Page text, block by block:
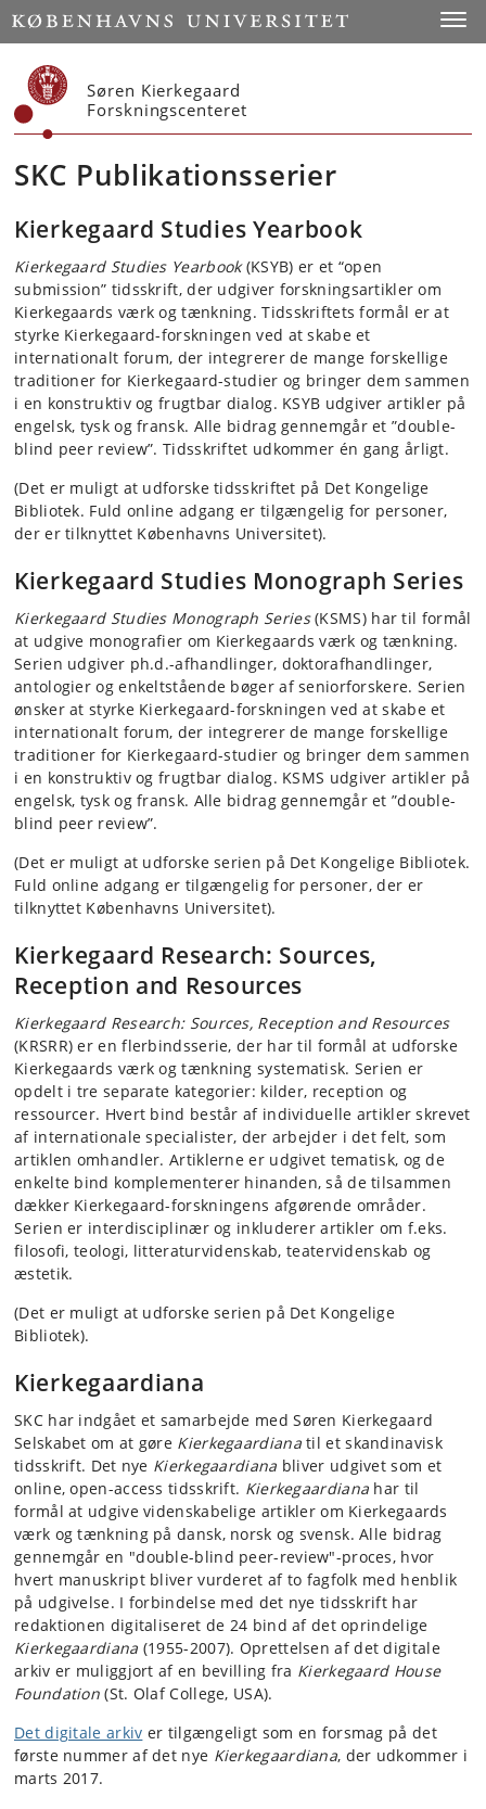
Start
Søren Kierkegaard
Forskningscenteret
SKC Publikationsserier
Kierkegaard Studies Yearbook
Kierkegaard Studies Yearbook(KSYB) er et “open
submission” tidsskrift, der udgiver forskningsartikler om
Kierkegaards værk og tænkning. Tidsskriftets formål er at
styrke Kierkegaard-forskningen ved at skabe et
internationalt forum, der integrerer de mange forskellige
traditioner for Kierkegaard-studier og bringer dem sammen
i en konstruktiv og frugtbar dialog. KSYB udgiver artikler på
engelsk, tysk og fransk. Alle bidrag gennemgår et ”double-
blind peer review”. Tidsskriftet udkommer én gang årligt.
(Det er muligt at udforske tidsskriftet på Det Kongelige
Bibliotek. Fuld online adgang er tilgængelig for personer,
der er tilknyttet Københavns Universitet).
Kierkegaard Studies Monograph Series
Kierkegaard Studies Monograph Series(KSMS) har til formål
at udgive monografier om Kierkegaards værk og tænkning.
Serien udgiver ph.d.-afhandlinger, doktorafhandlinger,
antologier og enkeltstående bøger af seniorforskere. Serien
ønsker at styrke Kierkegaard-forskningen ved at skabe et
internationalt forum, der integrerer de mange forskellige
traditioner for Kierkegaard-studier og bringer dem sammen
i en konstruktiv og frugtbar dialog. KSMS udgiver artikler på
engelsk, tysk og fransk. Alle bidrag gennemgår et ”double-
blind peer review”.
(Det er muligt at udforske serien på Det Kongelige Bibliotek.
Fuld online adgang er tilgængelig for personer, der er
tilknyttet Københavns Universitet).
Kierkegaard Research: Sources,
Reception and Resources
Kierkegaard Research: Sources, Reception and Resources
(KRSRR) er en flerbindsserie, der har til formål at udforske
Kierkegaards værk og tænkning systematisk. Serien er
opdelt i tre separate kategorier: kilder, reception og
ressourcer. Hvert bind består af individuelle artikler skrevet
af internationale specialister, der arbejder i det felt, som
artiklen omhandler. Artiklerne er udgivet tematisk, og de
enkelte bind komplementerer hinanden, så de tilsammen
dækker Kierkegaard-forskningens afgørende områder.
Serien er interdisciplinær og inkluderer artikler om f.eks.
filosofi, teologi, litteraturvidenskab, teatervidenskab og
æstetik.
(Det er muligt at udforske serien på Det Kongelige
Bibliotek).
Kierkegaardiana
SKC har indgået et samarbejde med Søren Kierkegaard
Selskabet om at gøre Kierkegaardianatil et skandinavisk
tidsskrift. Det nye Kierkegaardiana bliver udgivet som et
online, open-access tidsskrift. Kierkegaardiana har til
formål at udgive videnskabelige artikler om Kierkegaards
værk og tænkning på dansk, norsk og svensk. Alle bidrag
gennemgår en "double-blind peer-review"-proces, hvor
hvert manuskript bliver vurderet af to fagfolk med henblik
på udgivelse. I forbindelse med det nye tidsskrift har
redaktionen digitaliseret de 24 bind af det oprindelige
Kierkegaardiana (1955-2007). Oprettelsen af det digitale
arkiv er muliggjort af en bevilling fra Kierkegaard House
Foundation (St. Olaf College, USA).
Det digitale arkiv er tilgængeligt som en forsmag på det
første nummer af det nye Kierkegaardiana, der udkommer i
marts 2017.